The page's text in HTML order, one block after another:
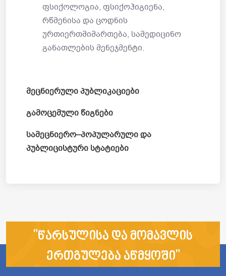
ფსიქოლოგია, ფსიქოჰიგიენა,
რწმენისა და ცოდნის
ურთიერთმიმართება, სამედიცინო
განათლების მენეჯმენტი.
მეცნიერული პუბლიკაციები
გამოცემული წიგნები
სამეცნიერო–პოპულარული და
პუბლიცისტური სტატიები
"წარსულისა და მომავლის
ერთგულება აწმყოში"